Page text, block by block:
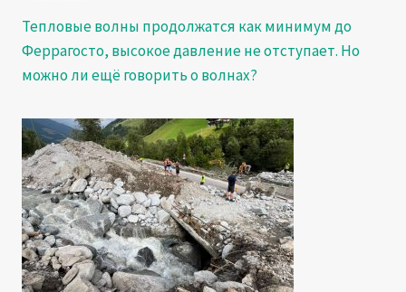
Тепловые волны продолжатся как минимум до
Феррагосто, высокое давление не отступает. Но
можно ли ещё говорить о волнах?